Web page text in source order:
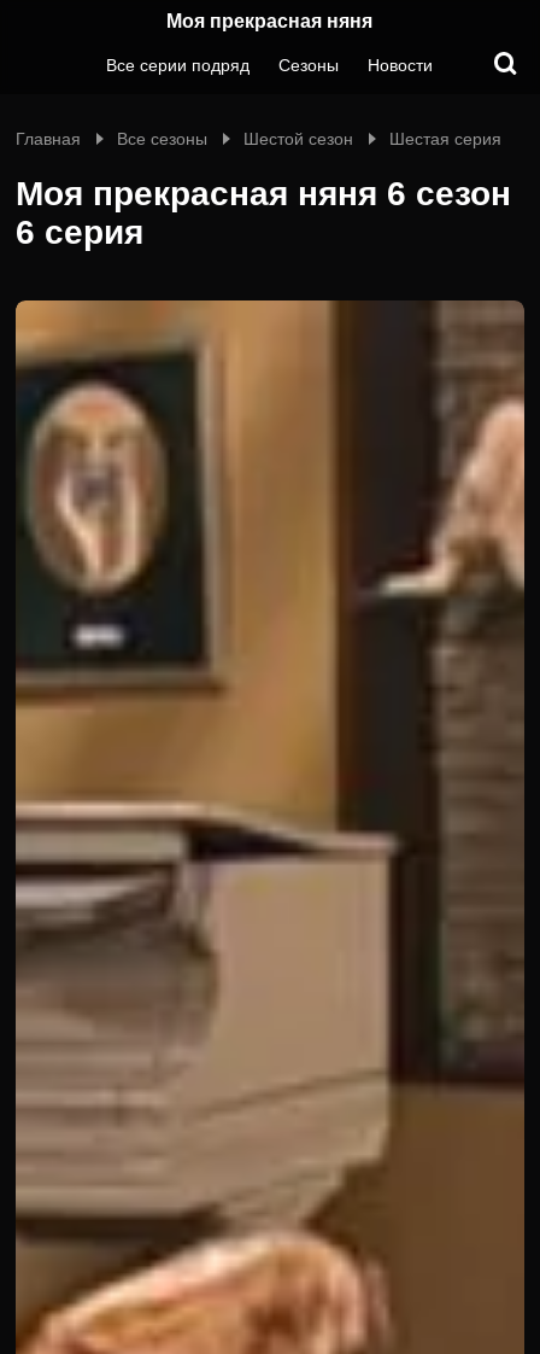
Моя прекрасная няня
Все серии подряд Сезоны Новости
Главная Все сезоны Шестой сезон Шестая серия
Моя прекрасная няня 6 сезон
6 серия